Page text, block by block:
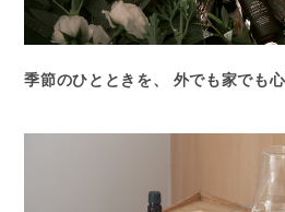
季節のひとときを、 外でも家でも